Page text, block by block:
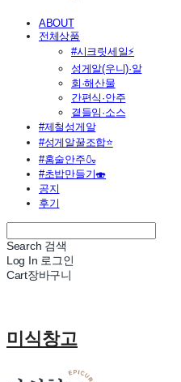
ABOUT
전체상품
#시크릿세일⚡
성게알(우니)·알
회·해산물
간편식·안주
곁들임·소스
#제철성게알
#성게알꿀조합⭐
#홈술안주🍶
#초밥만들기🍣
공지
후기
Search 검색
Log In 로그인
Cart장바구니
미식창고